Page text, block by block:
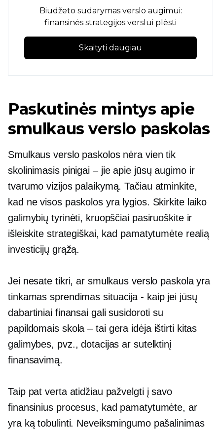
Biudžeto sudarymas verslo augimui:
finansinės strategijos verslui plėsti
Skaityti daugiau
Paskutinės mintys apie
smulkaus verslo paskolas
Smulkaus verslo paskolos nėra vien tik
skolinimasis pinigai – jieapie jūsų augimo ir
tvarumo vizijos palaikymą. Tačiau atminkite,
kad ne visos paskolos yra lygios. Skirkite laiko
galimybių tyrinėti, kruopščiai pasiruoškite ir
išleiskite strategiškai, kad pamatytumėte realią
investicijų grąžą.
Jei nesate tikri, ar smulkaus verslo paskola yra
tinkamas sprendimas situacija - kaipjei jūsų
dabartiniai finansai gali susidoroti su
papildomais skola – taigera idėja ištirti kitas
galimybes, pvz., dotacijas ar sutelktinį
finansavimą.
Taip pat verta atidžiau pažvelgti į savo
finansinius procesus, kad pamatytumėte, ar
yra ką tobulinti. Neveiksmingumo pašalinimas